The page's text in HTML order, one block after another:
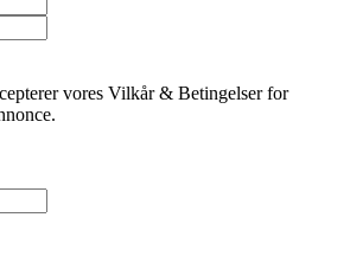
vores Vilkår & Betingelser for